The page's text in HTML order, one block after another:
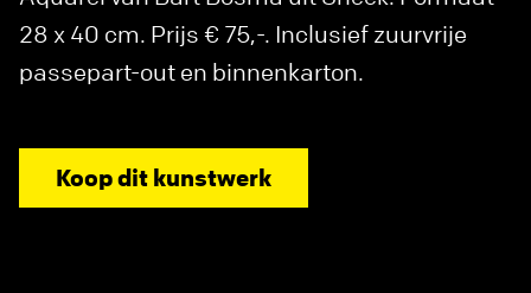
28 x 40 cm. Prijs € 75,-. Inclusief zuurvrije
passepart-out en binnenkarton.
Koop dit kunstwerk